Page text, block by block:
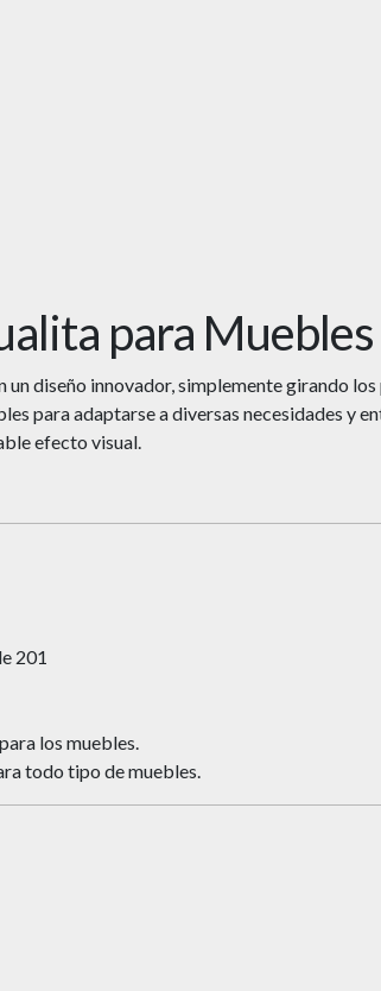
para Muebles
un diseño innovador, simplemente girando los
para adaptarse a diversas necesidades y
efecto visual.
201
los muebles.
todo tipo de muebles.